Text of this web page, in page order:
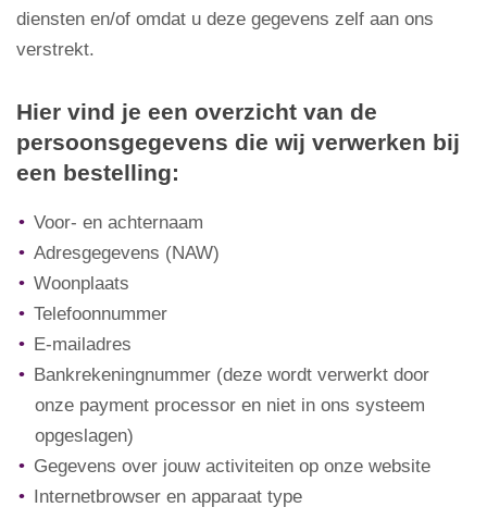
diensten en/of omdat u deze gegevens zelf aan ons
verstrekt.
Hier vind je een overzicht van de
persoonsgegevens die wij verwerken bij
een bestelling:
Voor- en achternaam
Adresgegevens (NAW)
Woonplaats
Telefoonnummer
E-mailadres
Bankrekeningnummer (deze wordt verwerkt door
onze payment processor en niet in ons systeem
opgeslagen)
Gegevens over jouw activiteiten op onze website
Internetbrowser en apparaat type